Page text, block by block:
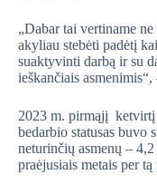
„Dabar tai vertiname
akyliau stebėti padėtį
suaktyvinti darbą ir su
ieškančiais
2023 m. pirmąjį
bedarbio statusas buvo
neturinčių asmenų –
praėjusiais metais per